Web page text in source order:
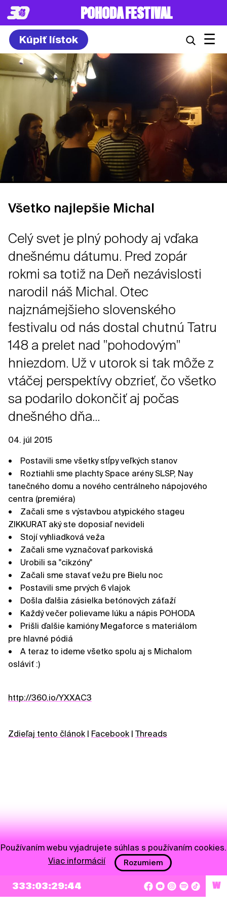
POHODA FESTIVAL
Kúpiť lístok ☰
Všetko najlepšie Michal
Celý svet je plný pohody aj vďaka
dnešnému dátumu. Pred zopár
rokmi sa totiž na Deň nezávislosti
narodil náš Michal. Otec
najznámejšieho slovenského
festivalu od nás dostal chutnú Tatru
148 a prelet nad "pohodovým"
hniezdom. Už v utorok si tak môže z
vtáčej perspektívy obzrieť, čo všetko
sa podarilo dokončiť aj počas
dnešného dňa...
04. júl 2015
• Postavili sme všetky stĺpy veľkých stanov
• Roztiahli sme plachty Space arény SLSP, Nay
tanečného domu a nového centrálneho nápojového
centra (premiéra)
• Začali sme s výstavbou atypického stageu
ZIKKURAT aký ste doposiaľ nevideli
• Stojí vyhliadková veža
• Začali sme vyznačovať parkoviská
• Urobili sa "cikzóny"
• Začali sme stavať vežu pre Bielu noc
• Postavili sme prvých 6 vlajok
• Došla ďalšia zásielka betónových záťaží
• Každý večer polievame lúku a nápis POHODA
• Prišli ďalšie kamióny Megaforce s materiálom
pre hlavné pódiá
• A teraz to ideme všetko spolu aj s Michalom
osláviť :)
http://360.io/YXXAC3
Zdieľaj tento článok Facebook Threads
NEWSLETTER
333:03:29:43 W
Používaním webu vyjadrujete súhlas s používaním cookies.
Viac informácií
Rozumiem